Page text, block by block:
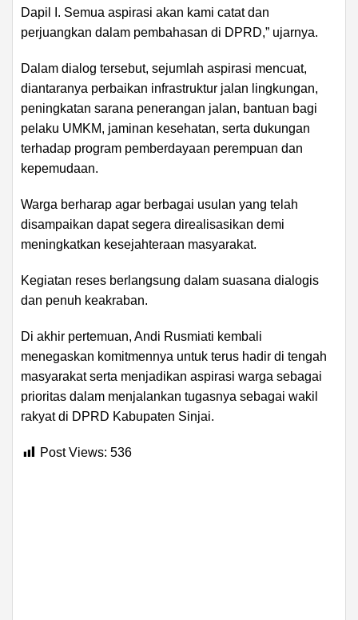
Dapil I. Semua aspirasi akan kami catat dan
perjuangkan dalam pembahasan di DPRD,” ujarnya.
Dalam dialog tersebut, sejumlah aspirasi mencuat,
diantaranya perbaikan infrastruktur jalan lingkungan,
peningkatan sarana penerangan jalan, bantuan bagi
pelaku UMKM, jaminan kesehatan, serta dukungan
terhadap program pemberdayaan perempuan dan
kepemudaan.
Warga berharap agar berbagai usulan yang telah
disampaikan dapat segera direalisasikan demi
meningkatkan kesejahteraan masyarakat.
Kegiatan reses berlangsung dalam suasana dialogis
dan penuh keakraban.
Di akhir pertemuan, Andi Rusmiati kembali
menegaskan komitmennya untuk terus hadir di tengah
masyarakat serta menjadikan aspirasi warga sebagai
prioritas dalam menjalankan tugasnya sebagai wakil
rakyat di DPRD Kabupaten Sinjai.
Post Views: 536